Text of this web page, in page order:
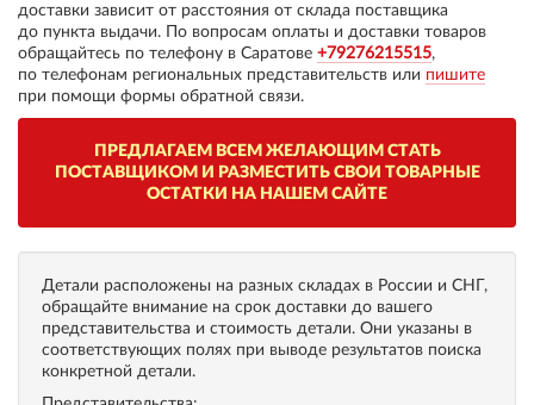
доставки зависит от расстояния от склада поставщика
до пункта выдачи. По вопросам оплаты и доставки товаров
обращайтесь по телефону в Саратове +79276215515,
по телефонам региональных представительств или пишите
при помощи формы обратной связи.
ПРЕДЛАГАЕМ ВСЕМ ЖЕЛАЮЩИМ СТАТЬ
ПОСТАВЩИКОМ И РАЗМЕСТИТЬ СВОИ ТОВАРНЫЕ
ОСТАТКИ НА НАШЕМ САЙТЕ
Детали расположены на разных складах в России и СНГ,
обращайте внимание на срок доставки до вашего
представительства и стоимость детали. Они указаны в
соответствующих полях при выводе результатов поиска
конкретной детали.